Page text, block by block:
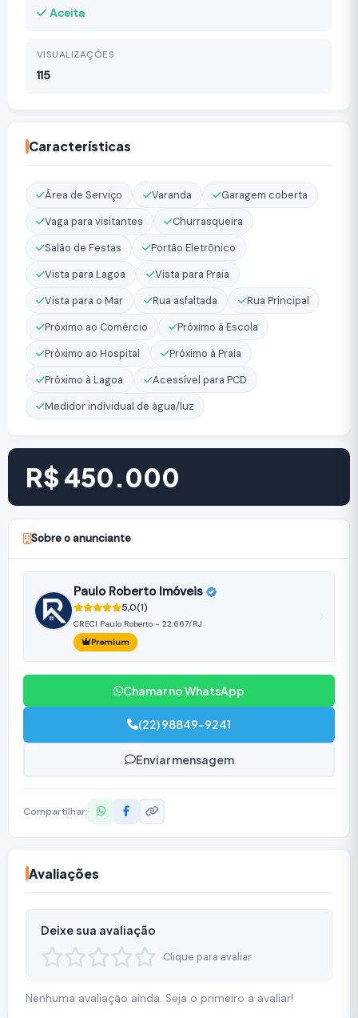
Aceita
VISUALIZAÇÕES
115
Características
Área de Serviço Varanda
Garagem coberta
Vaga para visitantes
Churrasqueira
Salão de Festas
Portão Eletrônico
Vista para Lagoa
Vista para Praia
Vista para o Mar
Rua asfaltada
Rua Principal
Próximo ao Comércio
Próximo à Escola
Próximo ao Hospital
Próximo à Praia
Próximo à Lagoa
Acessível para PCD
Medidor individual de água/luz
R$ 450.000
Sobre o anunciante
Paulo Roberto Imóveis
5,0(1)
CRECI Paulo Roberto - 22.667/RJ
Premium
Chamar no WhatsApp
(22) 98849-9241
Enviar mensagem
Compartilhar:
Avaliações
Deixe sua avaliação
Clique para avaliar
Nenhuma avaliação ainda. Seja o primeiro a avaliar!